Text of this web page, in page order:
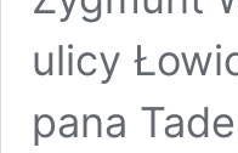
ulicy
pana